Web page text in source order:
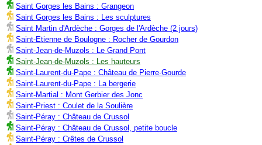
Saint Gorges les Bains : Grangeon
Saint Gorges les Bains : Les sculptures
Saint Martin d'Ardèche : Gorges de l'Ardèche (2 jours)
Saint-Etienne de Boulogne : Rocher de Gourdon
Saint-Jean-de-Muzols : Le Grand Pont
Saint-Jean-de-Muzols : Les hauteurs
Saint-Laurent-du-Pape : Château de Pierre-Gourde
Saint-Laurent-du-Pape : La bergerie
Saint-Martial : Mont Gerbier des Jonc
Saint-Priest : Coulet de la Soulière
Saint-Péray : Château de Crussol
Saint-Péray : Château de Crussol, petite boucle
Saint-Péray : Crêtes de Crussol